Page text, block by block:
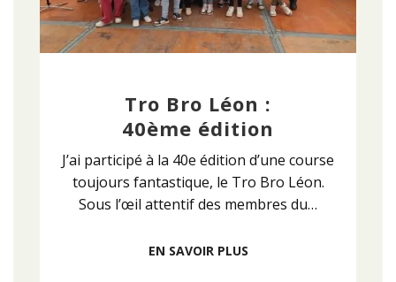
Tro Bro Léon :
40ème édition
J’ai participé à la 40e édition d’une course
toujours fantastique, le Tro Bro Léon.
Sous l’œil attentif des membres du…
EN SAVOIR PLUS